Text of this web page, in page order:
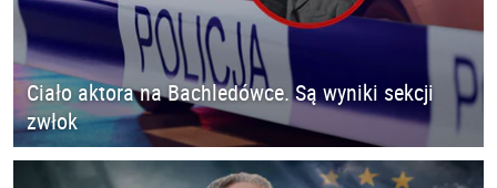
Ciało aktora na Bachledówce. Są wyniki sekcji
zwłok